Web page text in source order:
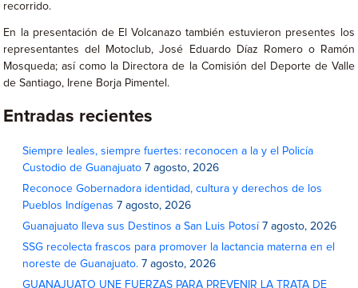
recorrido.
En la presentación de El Volcanazo también estuvieron presentes los
representantes del Motoclub, José Eduardo Díaz Romero o Ramón
Mosqueda; así como la Directora de la Comisión del Deporte de Valle
de Santiago, Irene Borja Pimentel.
Entradas recientes
Siempre leales, siempre fuertes: reconocen a la y el Policía
Custodio de Guanajuato 7 agosto, 2026
Reconoce Gobernadora identidad, cultura y derechos de los
Pueblos Indígenas 7 agosto, 2026
Guanajuato lleva sus Destinos a San Luis Potosí 7 agosto, 2026
SSG recolecta frascos para promover la lactancia materna en el
noreste de Guanajuato. 7 agosto, 2026
GUANAJUATO UNE FUERZAS PARA PREVENIR LA TRATA DE